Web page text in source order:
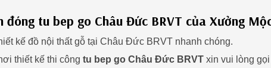
đóng tu bep go Châu Đức BRVT của Xưởng
kế đồ nội thất gỗ tại Châu Đức BRVT nhanh chóng.
thiết kế thi công tu bep go Châu Đức BRVT xin vui lòng